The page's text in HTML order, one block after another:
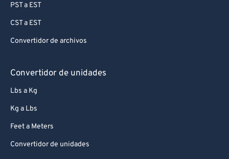
PST a EST
CST a EST
Convertidor de archivos
Convertidor de unidades
Lbs a Kg
Kg a Lbs
Feet a Meters
Convertidor de unidades